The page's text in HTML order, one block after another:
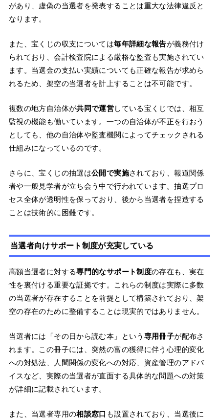
があり、虚偽の当選者を発表することは重大な法律違反と
なります。
また、宝くじの収支については毎年詳細な報告が義務付け
られており、会計検査院による厳格な監査も実施されてい
ます。当選金の支払い実績についても正確な報告が求めら
れるため、架空の当選者を計上することは不可能です。
複数の地方自治体が共同で運営している宝くじでは、相互
監視の機能も働いています。一つの自治体が不正を行おう
としても、他の自治体や監査機関によってチェックされる
仕組みになっているのです。
さらに、宝くじの抽選は公開で実施されており、報道関係
者や一般見学者が立ち会う中で行われています。抽選プロ
セス全体が透明性を保っており、後から当選者を捏造する
ことは技術的に困難です。
当選者向けサポート制度が充実している
高額当選者に対する専門的なサポート制度の存在も、実在
性を裏付ける重要な証拠です。これらの制度は実際に多数
の当選者が存在することを前提として構築されており、架
空の存在のために整備することは現実的ではありません。
当選者には「その日から読む本」という 専用冊子が配布さ
れます。この冊子には、突然の富の獲得に伴う心理的変化
への対処法、人間関係の変化への対応、資産管理のアドバ
イスなど、実際の当選者が直面する具体的な問題への対策
が詳細に記載されています。
また、当選者専用の相談窓口 も設置されており、当選後に